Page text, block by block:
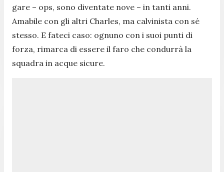
gare – ops, sono diventate nove – in tanti anni.
Amabile con gli altri Charles, ma calvinista con sé
stesso. E fateci caso: ognuno con i suoi punti di
forza, rimarca di essere il faro che condurrà la
squadra in acque sicure.